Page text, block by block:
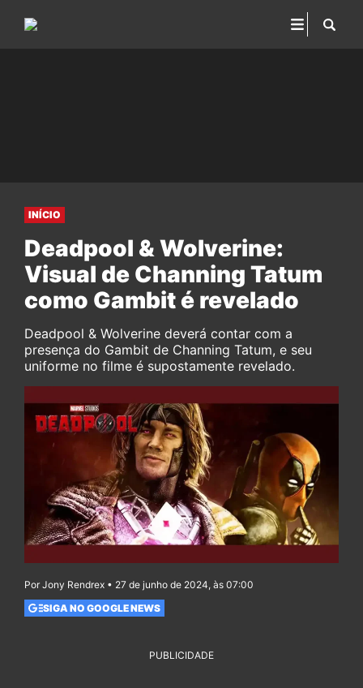
INÍCIO
Deadpool & Wolverine:
Visual de Channing Tatum
como Gambit é revelado
Deadpool & Wolverine deverá contar com a
presença do Gambit de Channing Tatum, e seu
uniforme no filme é supostamente revelado.
Por Jony Rendrex • 27 de junho de 2024, às 07:00
SIGA NO GOOGLE NEWS
PUBLICIDADE